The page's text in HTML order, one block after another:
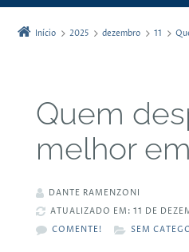
Início 2025 dezembro 11
Quem
melhor
DANTE RAMENZONI
ATUALIZADO EM: 11 DE
COMENTE!
SEM